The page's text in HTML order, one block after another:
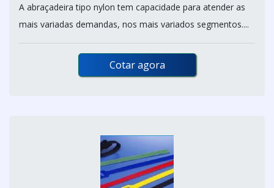
A abraçadeira tipo nylon tem capacidade para atender as
mais variadas demandas, nos mais variados segmentos....
Cotar agora